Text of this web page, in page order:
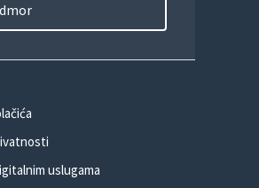
uslugama